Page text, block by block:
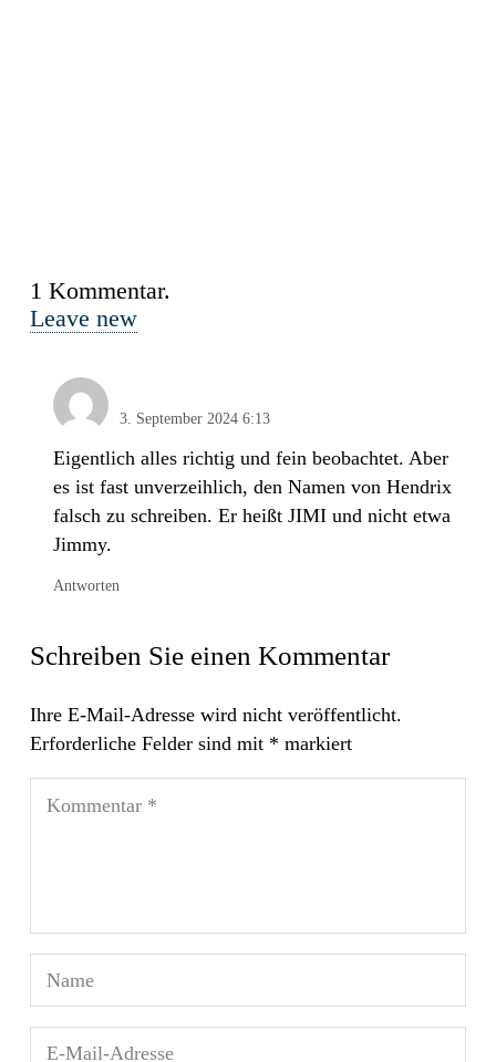
1 Kommentar.
Leave new
3. September 2024 6:13
Eigentlich alles richtig und fein beobachtet. Aber
es ist fast unverzeihlich, den Namen von Hendrix
falsch zu schreiben. Er heißt JIMI und nicht etwa
Jimmy.
Antworten
Schreiben Sie einen Kommentar
Ihre E-Mail-Adresse wird nicht veröffentlicht.
Erforderliche Felder sind mit * markiert